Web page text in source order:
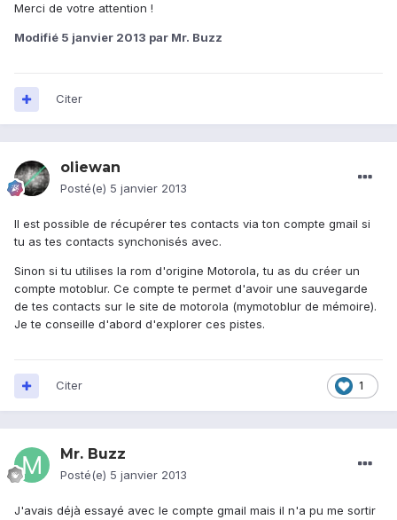
Merci de votre attention !
Modifié 5 janvier 2013 par Mr. Buzz
Citer
oliewan
Posté(e) 5 janvier 2013
Il est possible de récupérer tes contacts via ton compte gmail si
tu as tes contacts synchonisés avec.
Sinon si tu utilises la rom d'origine Motorola, tu as du créer un
compte motoblur. Ce compte te permet d'avoir une sauvegarde
de tes contacts sur le site de motorola (mymotoblur de mémoire).
Je te conseille d'abord d'explorer ces pistes.
1
Citer
Mr. Buzz
Posté(e) 5 janvier 2013
J'avais déjà essayé avec le compte gmail mais il n'a pu me sortir